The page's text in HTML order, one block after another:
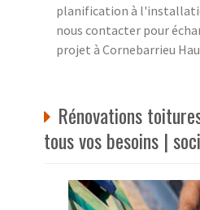
planification à
nous contacter pour
projet à Cornebarrieu
Rénovations
tous vos besoins |